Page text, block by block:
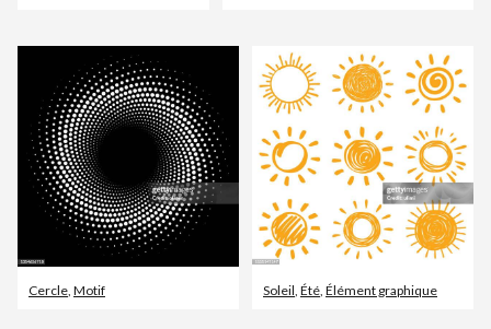
Cercle Motif Soleil Été Élément graphique